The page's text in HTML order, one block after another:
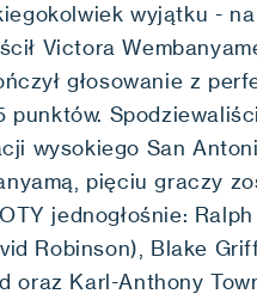
wyjątku - na
Victora
głosowanie z
punktów.
wysokiego San
pięciu graczy
jednogłośnie: Ralph
Robinson), Blake
oraz Karl-Anthony